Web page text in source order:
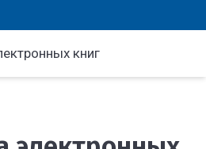
книг